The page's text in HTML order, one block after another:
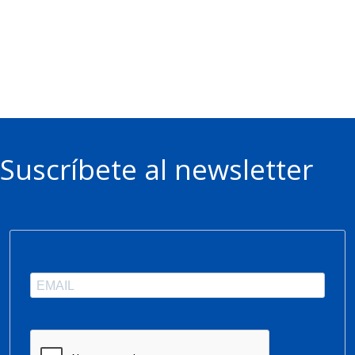
Suscríbete al newsletter